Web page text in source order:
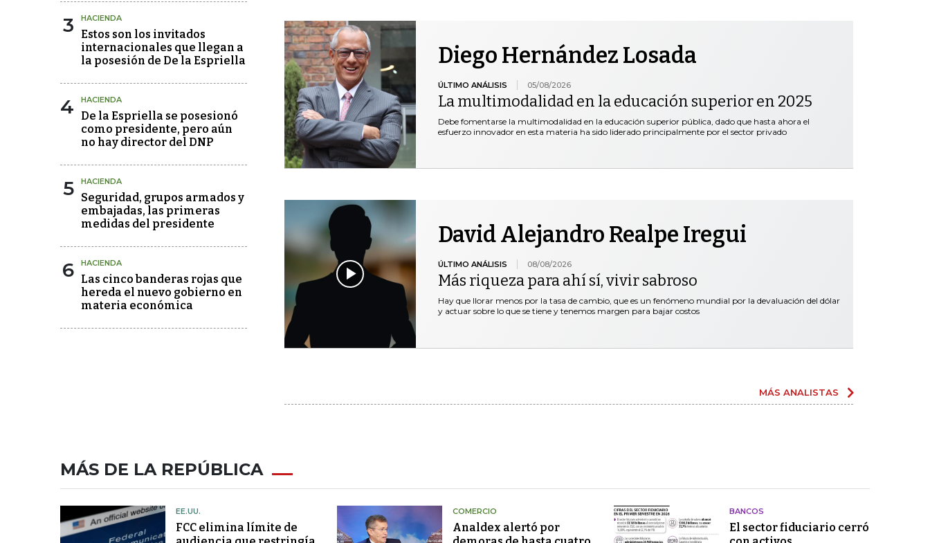
3 HACIENDA
Estos son los invitados
internacionales que llegan a
la posesión de De la Espriella
4 HACIENDA
De la Espriella se posesionó
como presidente, pero aún
no hay director del DNP
5 HACIENDA
Seguridad, grupos armados y
embajadas, las primeras
medidas del presidente
6 HACIENDA
Las cinco banderas rojas que
hereda el nuevo gobierno en
materia económica
Diego Hernández Losada
ÚLTIMO ANÁLISIS 05/08/2026
La multimodalidad en la educación superior en 2025
Debe fomentarse la multimodalidad en la educación superior pública, dado que hasta ahora el
esfuerzo innovador en esta materia ha sido liderado principalmente por el sector privado
David Alejandro Realpe Iregui
ÚLTIMO ANÁLISIS 08/08/2026
Más riqueza para ahí sí, vivir sabroso
Hay que llorar menos por la tasa de cambio, que es un fenómeno mundial por la devaluación del dólar
y actuar sobre lo que se tiene y tenemos margen para bajar costos
MÁS ANALISTAS
MÁS DE LA REPÚBLICA
EE.UU.
FCC elimina límite de
COMERCIO
Analdex alertó por
BANCOS
El sector fiduciario cerró